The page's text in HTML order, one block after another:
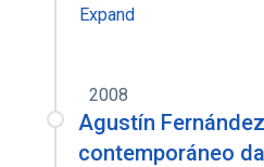
Expand
2008
Agustín
contemporáneo